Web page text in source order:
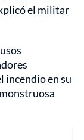
el militar
incendio en su